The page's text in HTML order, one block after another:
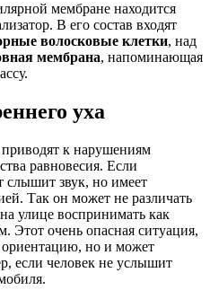
мембране находится
В его состав входят
волосковые клетки, над
мембрана, напоминающая
уха
приводят к нарушениям
равновесия. Если
слышит звук, но имеет
Так он может не различать
улице воспринимать как
очень опасная ситуация,
ориентацию, но и может
если человек не услышит